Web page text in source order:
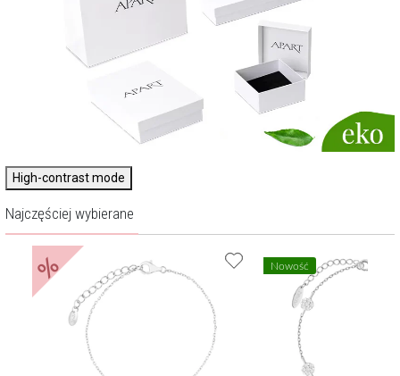
High-contrast mode
Najczęściej wybierane
% Nowość